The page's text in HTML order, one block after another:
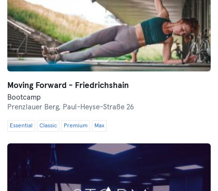
Moving Forward - Friedrichshain
Bootcamp
Prenzlauer Berg, Paul-Heyse-Straße 26
Essential Classic Premium Max